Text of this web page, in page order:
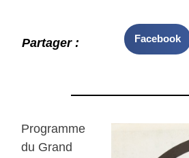
Partager : Facebook
Programme
du Grand